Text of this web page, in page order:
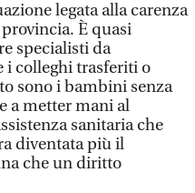
legata alla carenza
È quasi
specialisti da
i colleghi trasferiti o
sono i bambini senza
a metter mani al
sanitaria che
diventata più il
che un diritto